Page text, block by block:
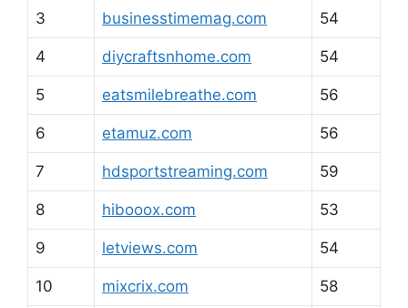
3 businesstimemag.com 54
4 diycraftsnhome.com 54
5 eatsmilebreathe.com 56
6 etamuz.com 56
7 hdsportstreaming.com 59
8 hibooox.com 53
9 letviews.com 54
10 mixcrix.com 58